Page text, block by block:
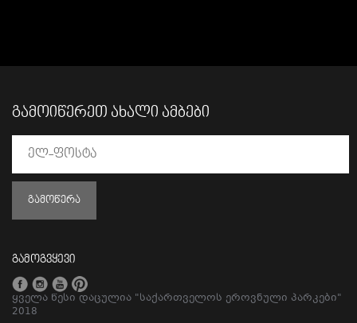
ᲒᲐᲛᲝᲘᲬᲔᲠᲔᲗ ᲐᲮᲐᲚᲘ ᲐᲛᲑᲔᲑᲘ
ᲒᲐᲛᲝᲬᲔᲠᲐ
გამოგვყევი
ყველა წესი დაცულია "საქართველოს ეროვნული პარკები"
2018